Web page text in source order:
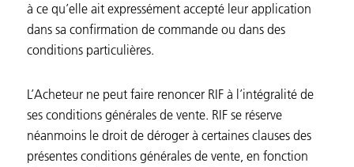
à ce qu’elle ait expressément accepté leur application
dans sa confirmation de commande ou dans des
conditions particulières.
L’Acheteur ne peut faire renoncer RIF à l’intégralité de
ses conditions générales de vente. RIF se réserve
néanmoins le droit de déroger à certaines clauses des
présentes conditions générales de vente, en fonction